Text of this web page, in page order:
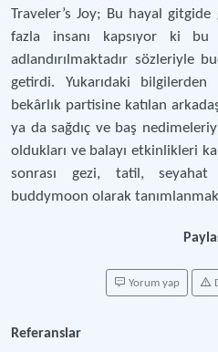
Traveler’s Joy; Bu hayal
fazla insanı kapsıyor ki
adlandırılmaktadır sözleriyle
getirdi. Yukarıdaki
bekârlık partisine katılan
ya da sağdıç ve baş
oldukları ve balayı etkinlikleri
sonrası gezi, tatil,
buddymoon olarak
Yorum yap
Referanslar